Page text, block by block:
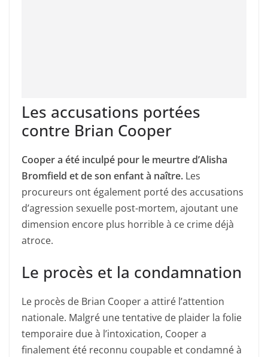
Les accusations portées
contre Brian Cooper
Cooper a été inculpé pour le meurtre d’Alisha
Bromfield et de son enfant à naître. Les
procureurs ont également porté des accusations
d’agression sexuelle post-mortem, ajoutant une
dimension encore plus horrible à ce crime déjà
atroce.
Le procès et la condamnation
Le procès de Brian Cooper a attiré l’attention
nationale. Malgré une tentative de plaider la folie
temporaire due à l’intoxication, Cooper a
finalement été reconnu coupable et condamné à